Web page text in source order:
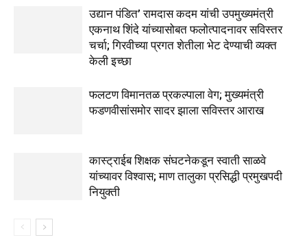
उद्यान पंडित’ रामदास कदम यांची उपमुख्यमंत्री
एकनाथ शिंदे यांच्यासोबत फलोत्पादनावर सविस्तर
चर्चा; गिरवीच्या प्रगत शेतीला भेट देण्याची व्यक्त
केली इच्छा
फलटण विमानतळ प्रकल्पाला वेग; मुख्यमंत्री
फडणवीसांसमोर सादर झाला सविस्तर आराख
कास्ट्राईब शिक्षक संघटनेकडून स्वाती साळवे
यांच्यावर विश्वास; माण तालुका प्रसिद्धी प्रमुखपदी
नियुक्ती